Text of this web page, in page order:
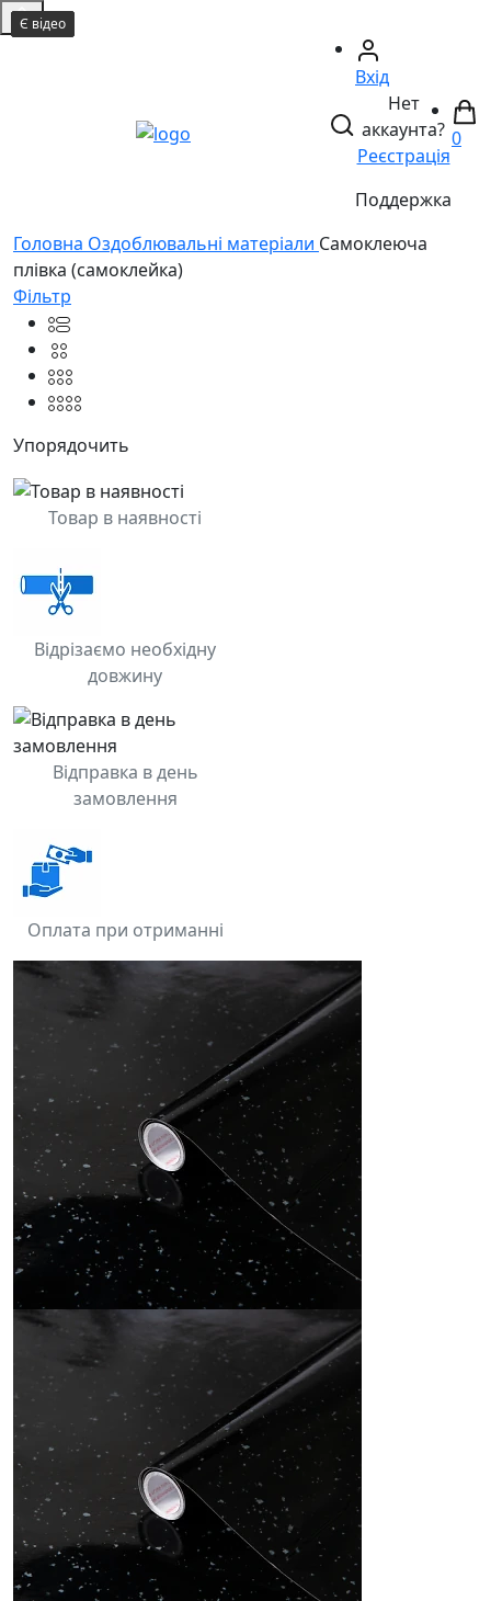
Вхід
Нет
аккаунта?
Реєстрація
Поддержка
0
Головнa Оздоблювальні матеріали Самоклеюча
плівка (самоклейка)
Фільтр
Упорядочить
Товар в наявності
Відрізаємо необхідну
довжину
Відправка в день
замовлення
Оплата при отриманні
Є відео
Є відео
Є відео
Є відео
Є відео
Є відео